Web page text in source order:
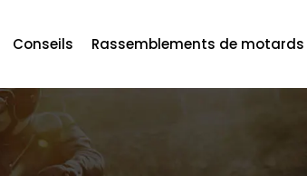
Conseils Rassemblements de motards